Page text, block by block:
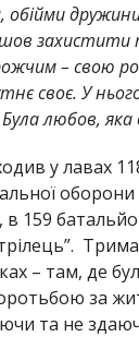
обійми
– свою
своє. У
любов, яка
у лавах
оборони
159
– там, де
за
та не